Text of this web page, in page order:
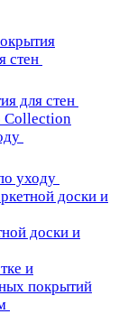
стен
для стен
Collection
уходу
доски и
доски и
и
покрытий